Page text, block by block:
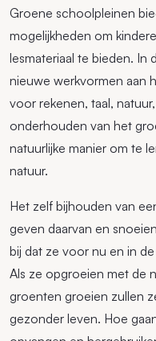
Groene schoolpleinen
mogelijkheden om
lesmateriaal te bieden. In
nieuwe werkvormen aan
voor rekenen, taal,
onderhouden van het
natuurlijke manier om te
natuur.
Het zelf bijhouden van
geven daarvan en
bij dat ze voor nu en in
Als ze opgroeien met de
groenten groeien zullen
gezonder leven. Hoe